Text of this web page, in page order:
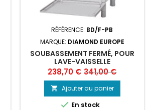
RÉFÉRENCE: BD/F-PB
MARQUE: DIAMOND EUROPE
SOUBASSEMENT FERMÉ, POUR
LAVE-VAISSELLE
Prix
238,70 € Prix
de
base
341,00 €
 Ajouter au panier
 En stock